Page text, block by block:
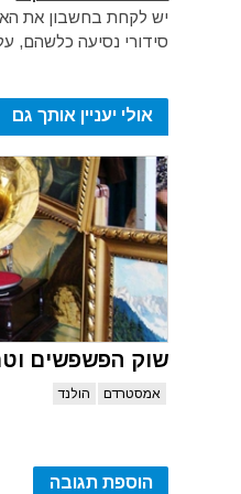
יש לקחת בחשבון את
סידורי נסיעה כלשהם,
אולי יעניין אותך גם
שוק הפשפשים
אמסטרדם הולנד
הוספת תגובה